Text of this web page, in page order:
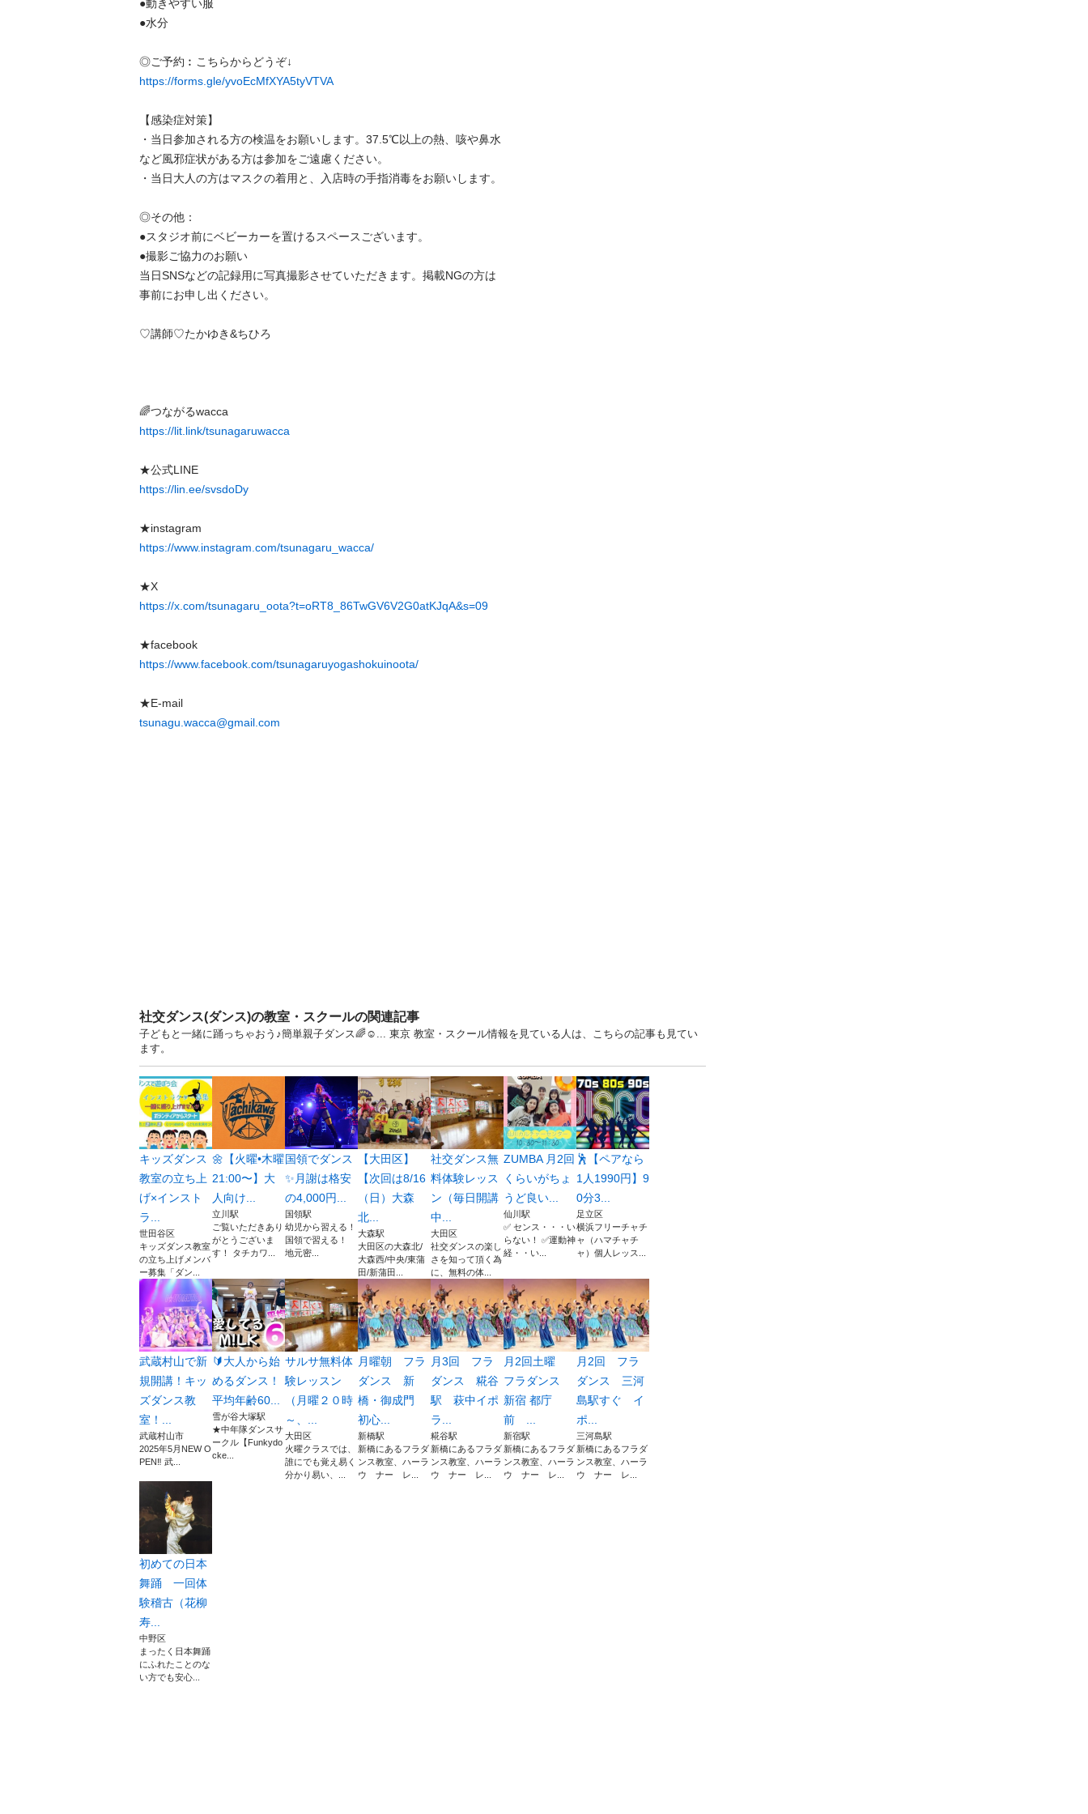
●動きやすい服
●水分
https://forms.gle/yvoEcMfXYA5tyVTVA
【感染症対策】
・当日参加される方の検温をお願いします。37.5℃以上の熱、咳や鼻水
など風邪症状がある方は参加をご遠慮ください。
・当日大人の方はマスクの着用と、入店時の手指消毒をお願いします。
◎その他：
●スタジオ前にベビーカーを置けるスペースございます。
●撮影ご協力のお願い
当日SNSなどの記録用に写真撮影させていただきます。掲載NGの方は
事前にお申し出ください。
♡講師♡たかゆき&ちひろ
https://lit.link/tsunagaruwacca
https://lin.ee/svsdoDy
https://www.instagram.com/tsunagaru_wacca/
https://x.com/tsunagaru_oota?t=oRT8_86TwGV6V2G0atKJqA&s=09
https://www.facebook.com/tsunagaruyogashokuinoota/
tsunagu.wacca@gmail.com
社交ダンス(ダンス)の教室・スクールの関連記事
子どもと一緒に踊っちゃおう♪簡単親子ダンス🌈☺... 東京 教室・スクール情報を見ている人は、こちらの記事も見てい
ます。
キッズダンス
教室の立ち上
げ×インスト
ラ...
世田谷区
キッズダンス教室
の立ち上げメンバ
ー募集「ダン...
🌼【火曜•木曜
21:00〜】大
人向け...
立川駅
ご覧いただきあり
がとうございま
す！ タチカワ...
国領でダンス
✨月謝は格安
の4,000円...
国領駅
幼児から習える！
国領で習える！
地元密...
【大田区】
【次回は8/16
（日）大森
北...
大森駅
大田区の大森北/
大森西/中央/東蒲
田/新蒲田...
社交ダンス無
料体験レッス
ン（毎日開講
中...
大田区
社交ダンスの楽し
さを知って頂く為
に、無料の体...
ZUMBA 月2回
くらいがちょ
うど良い...
仙川駅
✅ センス・・・い
らない！ ✅運動神
経・・い...
🕺【ペアなら
1人1990円】9
0分3...
足立区
横浜フリーチャチ
ャ（ハマチャチ
ャ）個人レッス...
武蔵村山で新
規開講！キッ
ズダンス教
室！...
武蔵村山市
2025年5月NEW O
PEN‼️ 武...
🔰大人から始
めるダンス！
平均年齢60...
雪が谷大塚駅
★中年隊ダンスサ
ークル【Funkydo
cke...
サルサ無料体
験レッスン
（月曜２０時
～、...
大田区
火曜クラスでは、
誰にでも覚え易く
分かり易い、...
月曜朝 フラ
ダンス 新
橋・御成門
初心...
新橋駅
新橋にあるフラダ
ンス教室、ハーラ
ウ ナー レ...
月3回 フラ
ダンス 糀谷
駅 萩中イポ
ラ...
糀谷駅
新橋にあるフラダ
ンス教室、ハーラ
ウ ナー レ...
月2回土曜
フラダンス
新宿 都庁
前 ...
新宿駅
新橋にあるフラダ
ンス教室、ハーラ
ウ ナー レ...
月2回 フラ
ダンス 三河
島駅すぐ イ
ポ...
三河島駅
新橋にあるフラダ
ンス教室、ハーラ
ウ ナー レ...
初めての日本
舞踊 一回体
験稽古（花柳
寿...
中野区
まったく日本舞踊
にふれたことのな
い方でも安心...